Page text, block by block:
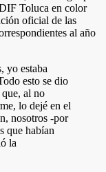
Toluca en color
oficial de las
al año
yo estaba
esto se dio
al no
lo dejé en el
nosotros -por
que habían
la